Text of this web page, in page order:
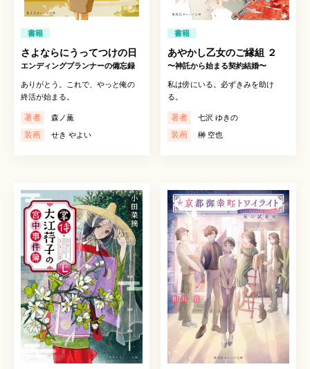
書籍
さよならにうってつけの日
エンディングプランナーの備忘録
ありがとう。これで、やっと俺の
終活が始まる。
著者 森ノ薫
装画 せき やよい
書籍
あやかし乙女のご縁組 ２
〜神託から始まる契約結婚〜
私は傍にいる。必ずきみを助け
る。
著者 七沢 ゆきの
装画 榊 空也